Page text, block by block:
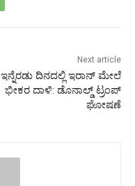
Next article
ಇನ್ನೆರಡು ದಿನದಲ್ಲಿ ಇರಾನ್‌ ಮೇಲೆ
ಭೀಕರ ದಾಳಿ: ಡೊನಾಲ್ಡ್‌ ಟ್ರಂಪ್‌
ಘೋಷಣೆ